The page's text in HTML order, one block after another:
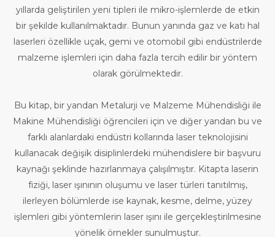
yıllarda geliştirilen yeni tipleri ile mikro-işlemlerde de etkin
bir şekilde kullanılmaktadır. Bunun yanında gaz ve katı hal
laserleri özellikle uçak, gemi ve otomobil gibi endüstrilerde
malzeme işlemleri için daha fazla tercih edilir bir yöntem
olarak görülmektedir.
Bu kitap, bir yandan Metalurji ve Malzeme Mühendisliği ile
Makine Mühendisliği öğrencileri için ve diğer yandan bu ve
farklı alanlardaki endüstri kollarında laser teknolojisini
kullanacak değişik disiplinlerdeki mühendislere bir başvuru
kaynağı şeklinde hazırlanmaya çalışılmıştır. Kitapta laserin
fiziği, laser ışınının oluşumu ve laser türleri tanıtılmış,
ilerleyen bölümlerde ise kaynak, kesme, delme, yüzey
işlemleri gibi yöntemlerin laser ışını ile gerçekleştirilmesine
yönelik örnekler sunulmuştur.